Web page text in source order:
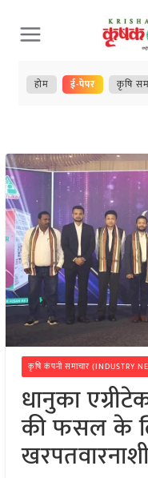
Skip
to
content
होम ई-पेपर कृषि
कृषि कंपनी समाचार (INDUSTRY
धानुका
की फसल के